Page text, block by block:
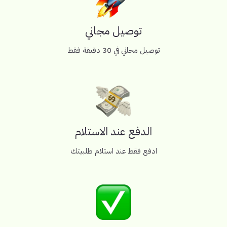
توصيل مجاني
توصيل مجاني في 30 دقيقة فقط
الدفع عند الاستلام
ادفع فقط عند استلام طلبيتك